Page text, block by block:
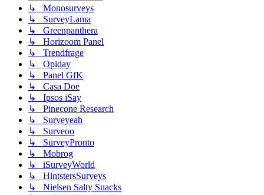
↳ Monosurveys
↳ SurveyLama
↳ Greenpanthera
↳ Horizoom Panel
↳ Trendfrage
↳ Opiday
↳ Panel GfK
↳ Casa Doe
↳ Ipsos iSay
↳ Pinecone Research
↳ Surveyeah
↳ Surveoo
↳ SurveyPronto
↳ Mobrog
↳ iSurveyWorld
↳ HintstersSurveys
↳ Nielsen Salty Snacks